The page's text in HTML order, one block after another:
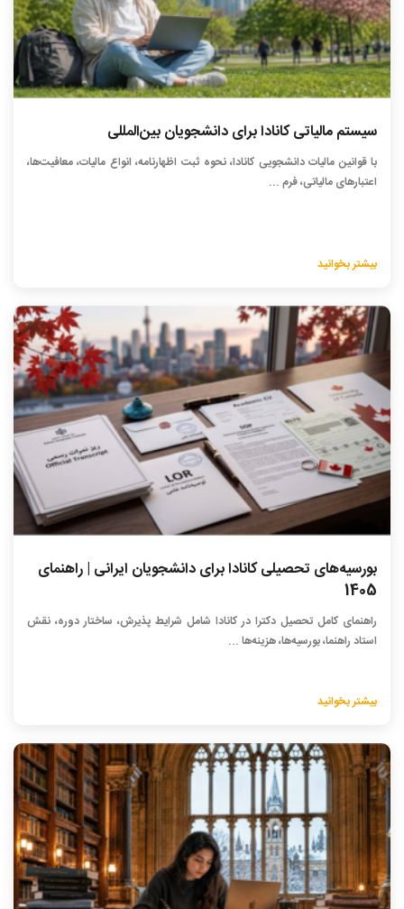
سیستم مالیاتی کانادا برای دانشجویان بین‌المللی
با قوانین مالیات دانشجویی کانادا، نحوه ثبت اظهارنامه، انواع مالیات، معافیت‌ها،
اعتبارهای مالیاتی، فرم ...
بیشتر بخوانید
بورسیه‌های تحصیلی کانادا برای دانشجویان ایرانی | راهنمای
1405
راهنمای کامل تحصیل دکترا در کانادا شامل شرایط پذیرش، ساختار دوره، نقش
استاد راهنما، بورسیه‌ها، هزینه‌ها ...
بیشتر بخوانید